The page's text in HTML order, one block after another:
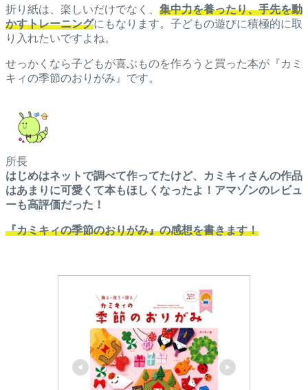
折り紙は、楽しいだけでなく、 集中力を養ったり、手先を動
かすトレーニングにもなります。子どもの遊びに積極的に取
り入れたいですよね。
せっかくなら子どもが喜ぶものを作ろうと買った本が『カミ
キィの季節のおりがみ』です。
所長
はじめはネットで調べて作ってたけど、カミキィさんの作品
はあまりに可愛くて本もほしくなったよ！アマゾンのレビュ
ーも高評価だった！
『カミキィの季節のおりがみ』の感想を書きます！